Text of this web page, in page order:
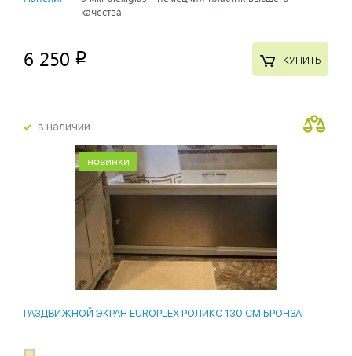
качества
6 250 p КУПИТЬ
в наличии
новинки
РАЗДВИЖНОЙ ЭКРАН EUROPLEX РОЛИКС 130 СМ БРОНЗА